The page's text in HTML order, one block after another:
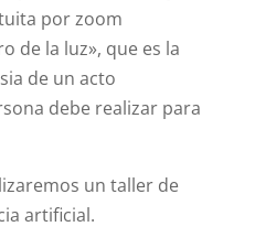
por zoom
de la luz», que es la
de un acto
debe realizar para
un taller de
artificial.